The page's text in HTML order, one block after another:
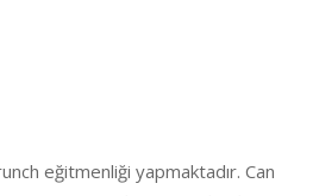
eğitmenliği yapmaktadır. Can